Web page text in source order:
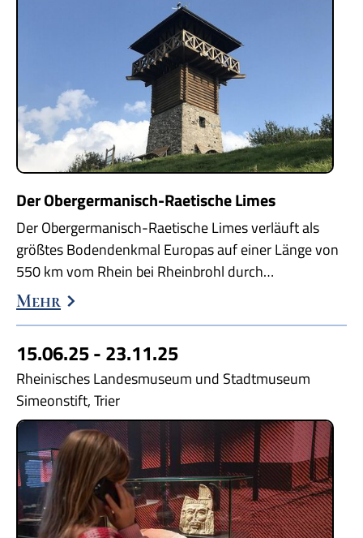
Der Obergermanisch-Raetische Limes
Der Obergermanisch-Raetische Limes verläuft als
größtes Bodendenkmal Europas auf einer Länge von
550 km vom Rhein bei Rheinbrohl durch…
Mehr
15.06.25 - 23.11.25
Rheinisches Landesmuseum und Stadtmuseum
Simeonstift, Trier